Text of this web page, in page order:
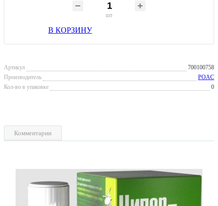
шт
В КОРЗИНУ
Артикул
700100758
Производитель
POAC
Кол-во в упаковке
0
Комментарии